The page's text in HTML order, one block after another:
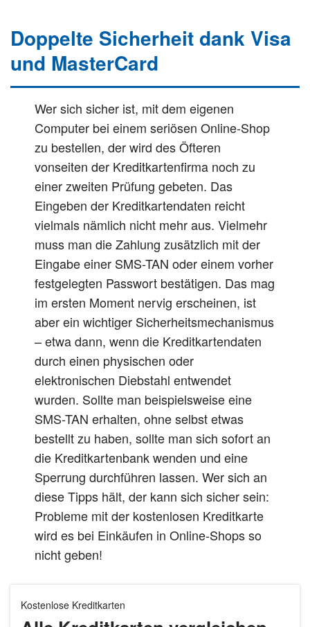
Doppelte Sicherheit dank Visa
und MasterCard
Wer sich sicher ist, mit dem eigenen
Computer bei einem seriösen Online-Shop
zu bestellen, der wird des Öfteren
vonseiten der Kreditkartenfirma noch zu
einer zweiten Prüfung gebeten. Das
Eingeben der Kreditkartendaten reicht
vielmals nämlich nicht mehr aus. Vielmehr
muss man die Zahlung zusätzlich mit der
Eingabe einer SMS-TAN oder einem vorher
festgelegten Passwort bestätigen. Das mag
im ersten Moment nervig erscheinen, ist
aber ein wichtiger Sicherheitsmechanismus
– etwa dann, wenn die Kreditkartendaten
durch einen physischen oder
elektronischen Diebstahl entwendet
wurden. Sollte man beispielsweise eine
SMS-TAN erhalten, ohne selbst etwas
bestellt zu haben, sollte man sich sofort an
die Kreditkartenbank wenden und eine
Sperrung durchführen lassen. Wer sich an
diese Tipps hält, der kann sich sicher sein:
Probleme mit der kostenlosen Kreditkarte
wird es bei Einkäufen in Online-Shops so
nicht geben!
Kostenlose Kreditkarten